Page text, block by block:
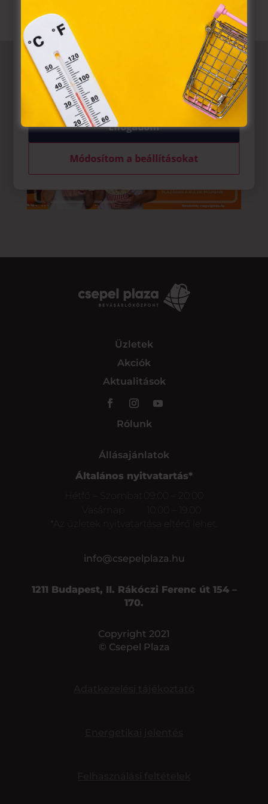
Üzletek
Akciók
Aktualitások
Rólunk
Állásajánlatok
Általános nyitvatartás*
Hétfő – Szombat
*Az üzletek nyitvatartása eltérő lehet.
info@csepelplaza.hu
1211 Budapest, II. Rákóczi Ferenc út 154 –
170.
Copyright 2021
© Csepel Plaza
információs társadalommal összefüggő szolgáltatások
egyes kérdéseiről szóló 2001. évi CVIII. törvény, valamint az
Európai Unió előírásainak megfelelően használjuk. Azon
weblapoknak, melyek az Európai Unió országain belül
működnek, a „sütik" használatához, és ezeknek a
felhasználó számítógépén vagy egyéb eszközén történő
tárolásához a felhasználók hozzájárulását kell kérniük.
Elfogadom
Módosítom a beállításokat